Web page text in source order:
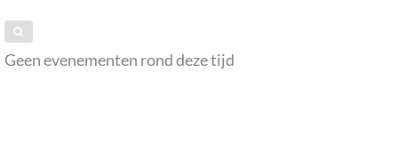
Geen evenementen rond deze tijd